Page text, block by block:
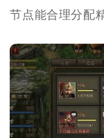
节点能合理分配